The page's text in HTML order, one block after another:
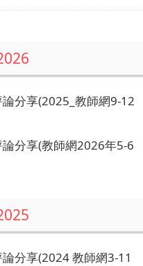
分享(2025_教師網9-12
分享(教師網2026年5-6
分享(2024 教師網3-11